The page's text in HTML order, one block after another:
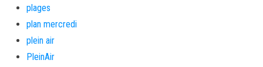
plages
plan mercredi
plein air
PleinAir